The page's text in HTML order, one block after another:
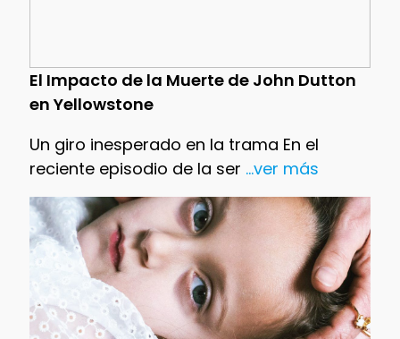
El Impacto de la Muerte de John Dutton
en Yellowstone
Un giro inesperado en la trama En el
reciente episodio de la ser ...ver más